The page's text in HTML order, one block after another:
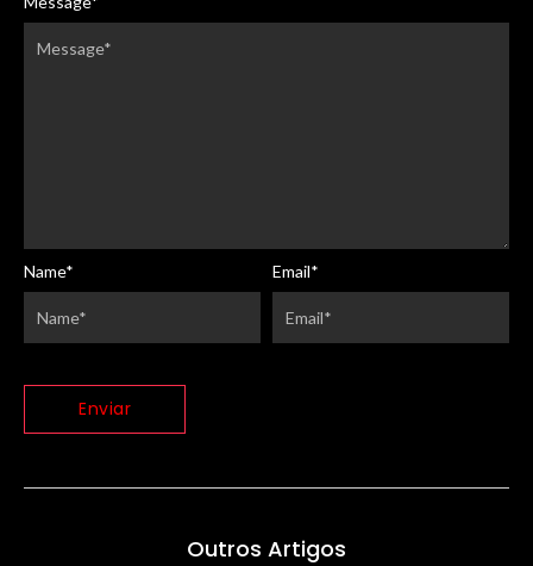
Name* Email*
Outros Artigos